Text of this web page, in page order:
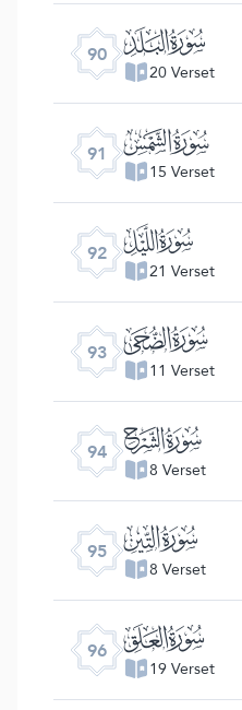
90 ﰇ
20 Verset
91 ﰈ
15 Verset
92 ﰉ
21 Verset
93 ﰊ
11 Verset
94 ﰋ
8 Verset
95 ﰌ
8 Verset
96 ﰍ
19 Verset